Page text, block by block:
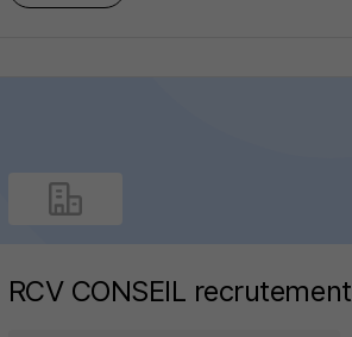
RCV CONSEIL recrutement